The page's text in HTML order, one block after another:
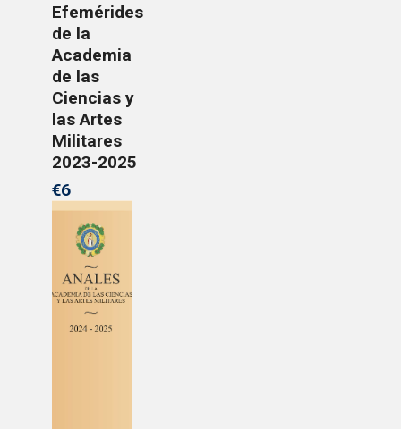
Efemérides
de la
Academia
de las
Ciencias y
las Artes
Militares
2023-2025
€6